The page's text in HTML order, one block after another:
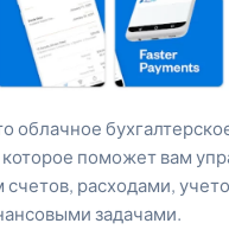
облачное
поможет вам
расходами,
задачами.